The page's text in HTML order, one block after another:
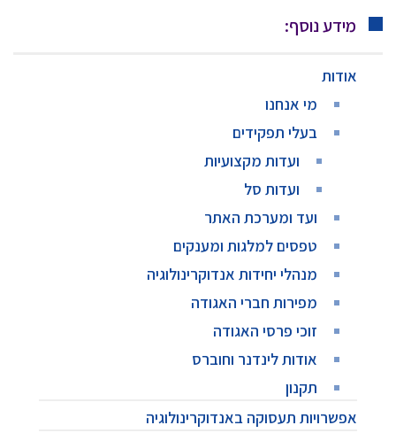
מידע נוסף:
אודות
מי אנחנו
בעלי תפקידים
ועדות מקצועיות
ועדות סל
ועד ומערכת האתר
טפסים למלגות ומענקים
מנהלי יחידות אנדוקרינולוגיה
מפירות חברי האגודה
זוכי פרסי האגודה
אודות לינדנר וחוברס
תקנון
אפשרויות תעסוקה באנדוקרינולוגיה